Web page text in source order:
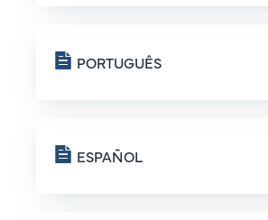
PORTUGUÊS
ESPAÑOL